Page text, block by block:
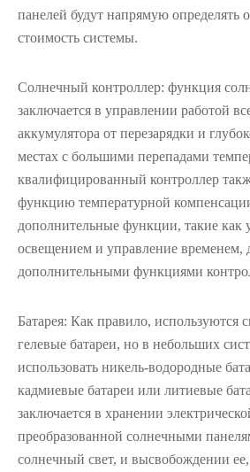
панелей будут напрямую определять
стоимость системы.
Солнечный контроллер: функция
заключается в управлении работой
аккумулятора от перезарядки и
местах с большими перепадами
квалифицированный контроллер
функцию температурной
дополнительные функции, такие как
освещением и управление
дополнительными функциями
Батарея: Как правило, используются
гелевые батареи, но в небольших
использовать никель-водородные
кадмиевые батареи или литиевые
заключается в хранении
преобразованной солнечными
солнечный свет, и высвобождении ее,